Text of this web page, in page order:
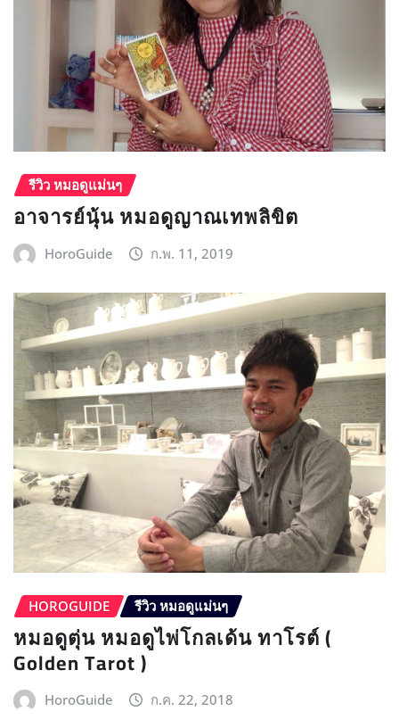
รีวิว หมอดูแม่นๆ
อาจารย์นุ้น หมอดูญาณเทพลิขิต
HoroGuide ก.พ. 11, 2019
HOROGUIDE รีวิว หมอดูแม่นๆ
หมอดูตุ่น หมอดูไพ่โกลเด้น ทาโรต์ (
Golden Tarot )
HoroGuide ก.ค. 22, 2018